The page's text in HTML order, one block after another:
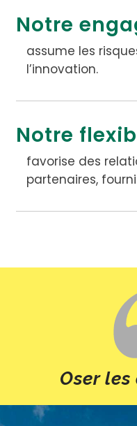
Notre
assume les
l’innovation.
Notre
favorise des
partenaires,
Oser